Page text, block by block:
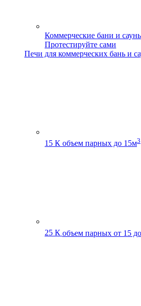
Коммерческие бани и
Протестируйте сами
Печи для коммерческих бань и
15 К объем парных до 15м3
25 К объем парных от 15